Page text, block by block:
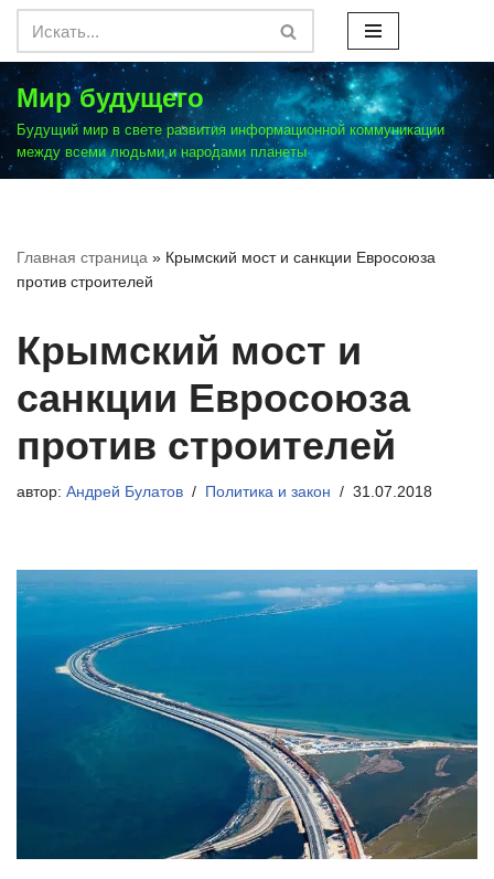
Перейти
к
содержимому
Мир будущего
Будущий мир в свете развития информационной коммуникации
между всеми людьми и народами планеты
Главная страница » Крымский мост и санкции Евросоюза
против строителей
Крымский мост и
санкции Евросоюза
против строителей
автор: Андрей Булатов Политика и закон 31.07.2018